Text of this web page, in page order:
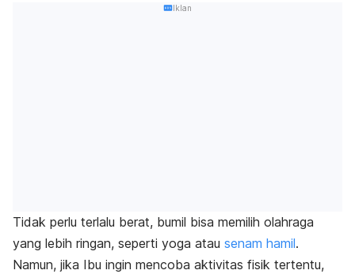
Iklan
Tidak perlu terlalu berat, bumil bisa memilih olahraga
yang lebih ringan, seperti yoga atau senam hamil.
Namun, jika Ibu ingin mencoba aktivitas fisik tertentu,